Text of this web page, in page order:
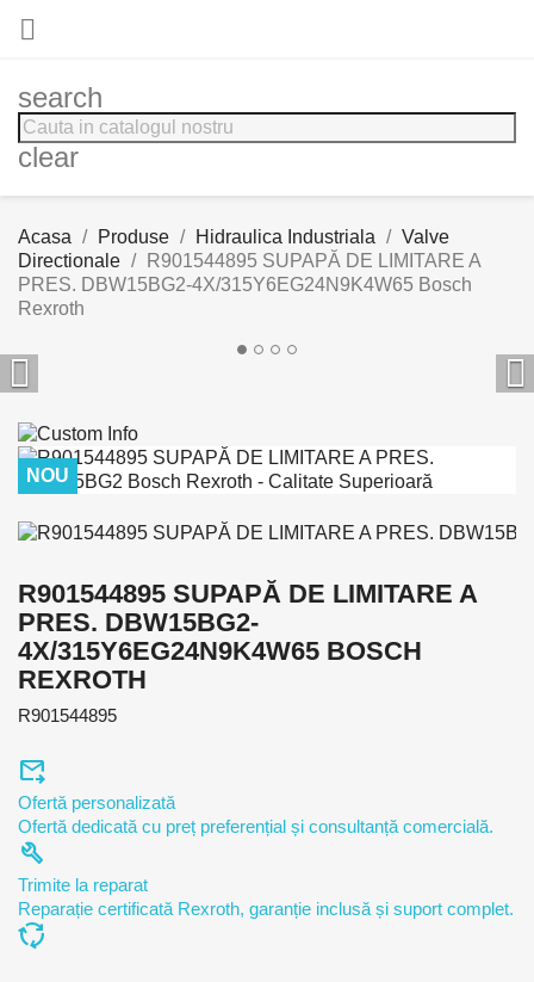

search
clear
Acasa Produse Hidraulica Industriala
Valve
Directionale
R901544895 SUPAPĂ DE LIMITARE A
PRES. DBW15BG2-4X/315Y6EG24N9K4W65 Bosch
Rexroth
 
NOU
R901544895 SUPAPĂ DE LIMITARE A
PRES. DBW15BG2-
4X/315Y6EG24N9K4W65 BOSCH
REXROTH
R901544895
forward_to_inbox
Ofertă personalizată
Ofertă dedicată cu preț preferențial și consultanță comercială.
build
Trimite la reparat
Reparație certificată Rexroth, garanție inclusă și suport complet.
cycle